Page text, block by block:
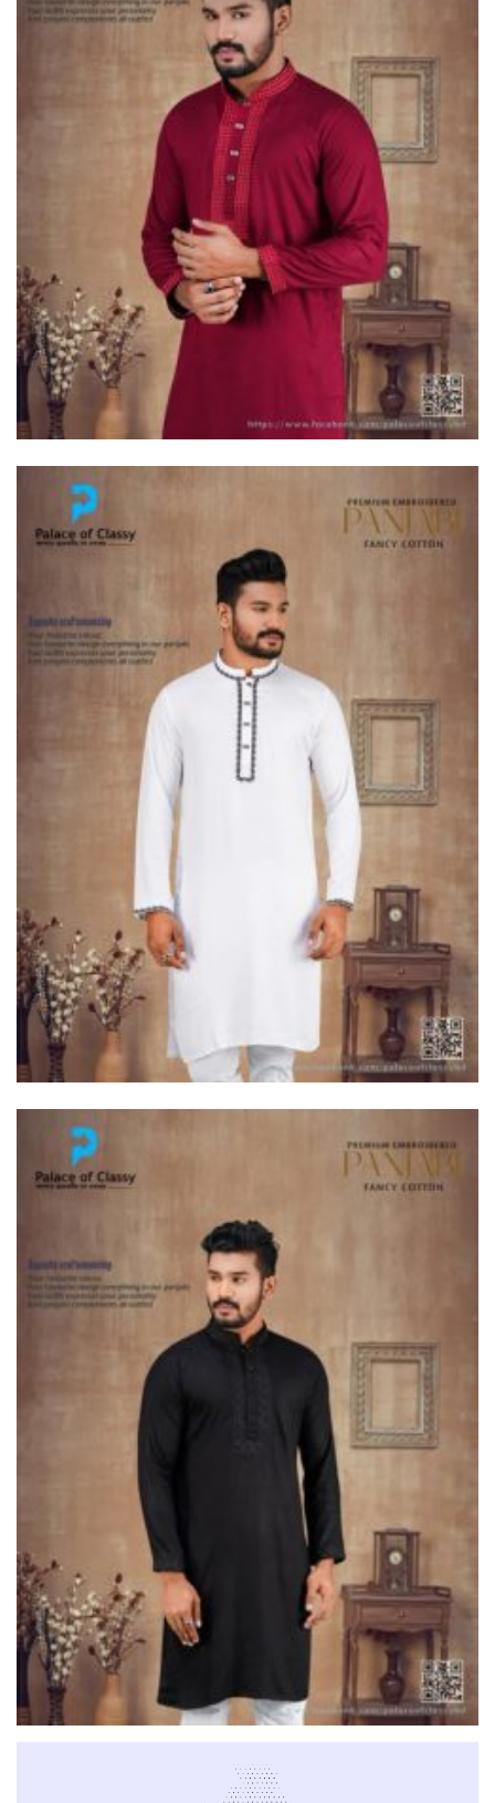
ভূরুঙ্গামারীতে পুলিশ-বিজিবির যৌথ
অভিযানে গাঁজার গাছ সহ
মাদককারবারি আটক
জরায়ুমুখ ক্যান্সার স্ক্রিনিংয়ে কুড়িগ্রামে
সেরা নাগেশ্বরী, সম্মাননা পেলেন নার্স
নাজমা
দুধকুমার নদে সাঁড়াশি অভিযান, জব্দ ২
হাজার ৫০০ মিটার চায়না জাল
ভূরুঙ্গামারীতে ভারতীয় গরু সহ ৩